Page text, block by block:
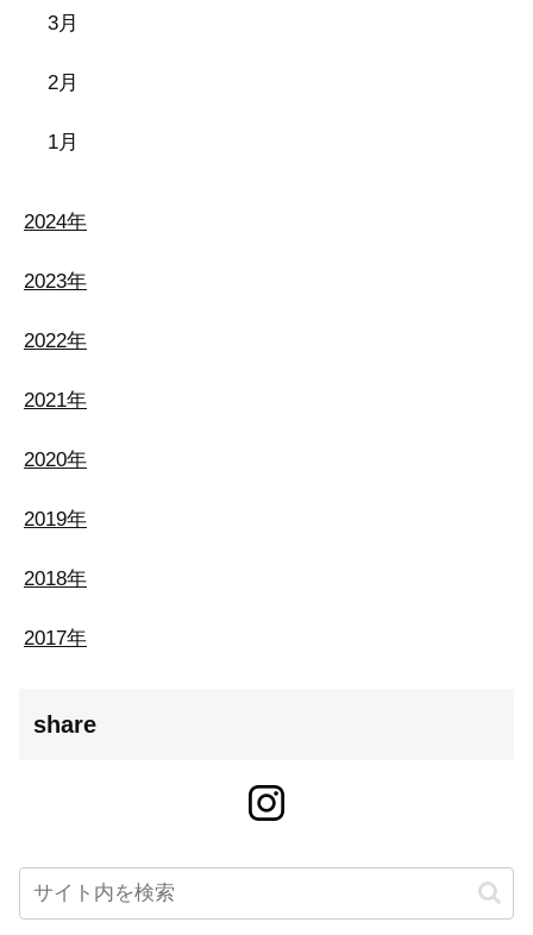
3月
2月
1月
2024年
2023年
2022年
2021年
2020年
2019年
2018年
2017年
share